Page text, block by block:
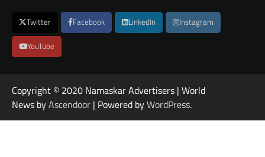
Twitter Facebook LinkedIn Instagram
YouTube
Copyright © 2020 Namaskar Advertisers | World
News byAscendoor | Powered byWordPress.